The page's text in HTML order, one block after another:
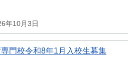
年10月3日
門校令和8年1月入校生募集